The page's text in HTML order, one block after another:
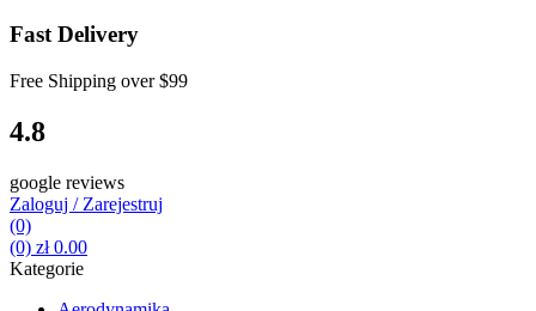
Fast Delivery
Free Shipping over$99
4.8
google reviews
Zaloguj / Zarejestruj
(0)
(0) zł0.00
Kategorie